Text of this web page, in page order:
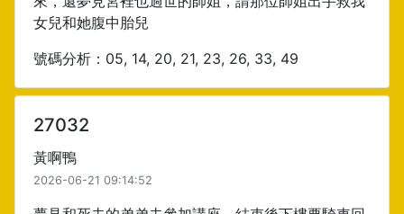
女兒和她腹中胎兒
號碼分析：05, 14, 20, 21, 23, 26, 33, 49
27032
黃啊鴨
2026-06-21 09:14:52